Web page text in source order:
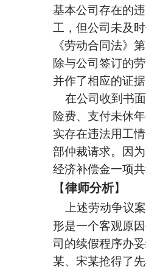
基本公司存在的
工，但公司未及
《劳动合同法》
除与公司签订的
并作了相应的证据
在公司收到书
险费、支付未休
实存在违法用工
部仲裁请求。因
经济补偿金一项共
【律师分析】
上述劳动争议
形是一个客观原
司的续假程序办
某、宋某抢得了